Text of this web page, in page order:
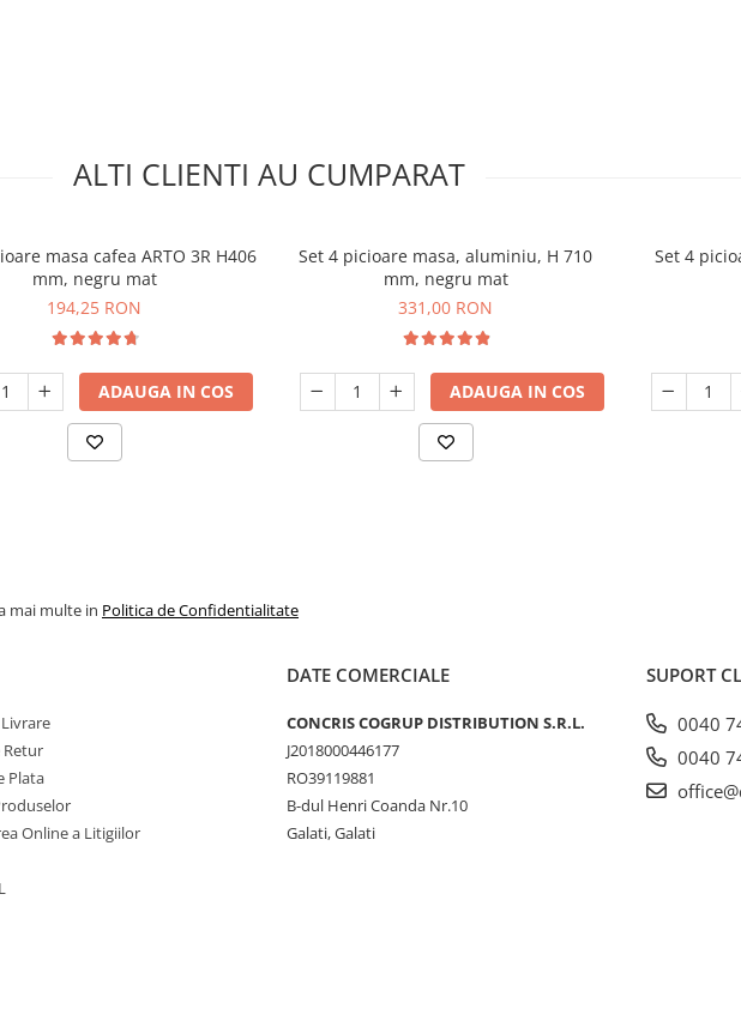
ALTI CLIENTI AU CUMPARAT
masa cafea ARTO 3R H406
mm, negru mat
194,25 RON
ADAUGA IN COS
Set 4 picioare masa, aluminiu, H 710
mm, negru mat
331,00 RON
ADAUGA IN COS
Set 4
mai multe in Politica de Confidentialitate
Retur
Plata
Online a Litigiilor
DATE COMERCIALE
CONCRIS COGRUP DISTRIBUTION S.R.L.
J2018000446177
RO39119881
B-dul Henri Coanda Nr.10
Galati, Galati
SUPORT
0040
0040